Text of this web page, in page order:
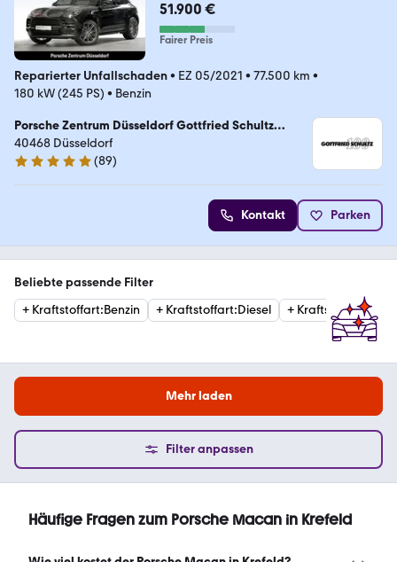
51.900 €
Fairer Preis
Reparierter Unfallschaden• EZ 05/2021 • 77.500 km •
180 kW (245 PS) • Benzin
Porsche Zentrum Düsseldorf Gottfried Schultz
Sportwagen Düsseldorf GmbH & Co. KG
40468 Düsseldorf
4.9 Sterne
(89)
Kontakt Parken
Beliebte passende Filter
+ Kraftstoffart:Benzin + Kraftstoffart:Diesel + Kraftstoffart:
Mehr laden
Filter anpassen
Häufige Fragen zum Porsche Macan in Krefeld